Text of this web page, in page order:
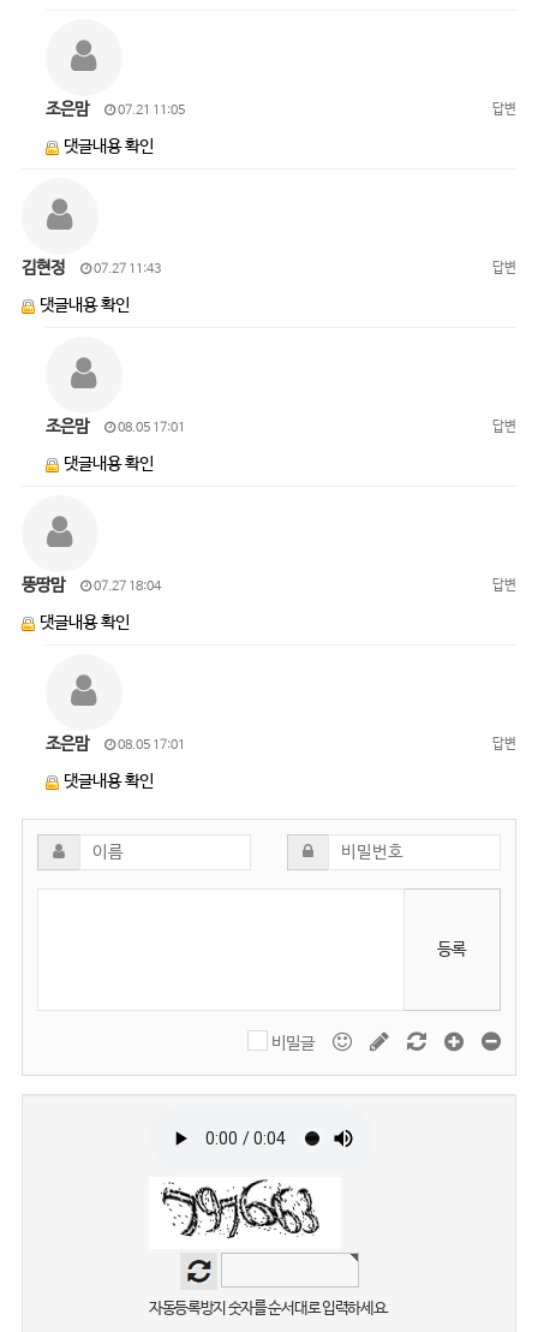
조은맘 07.21 11:05 답변
댓글내용 확인
김현정 07.27 11:43 답변
댓글내용 확인
조은맘 08.05 17:01 답변
댓글내용 확인
뚱땅맘 07.27 18:04 답변
댓글내용 확인
조은맘 08.05 17:01 답변
댓글내용 확인
등록
비밀글
자동등록방지 숫자를 순서대로 입력하세요.